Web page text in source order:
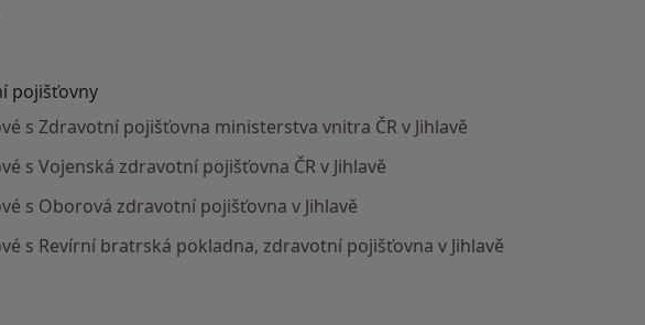
pojišťovny
s Zdravotní pojišťovna ministerstva vnitra ČR v Jihlavě
s Vojenská zdravotní pojišťovna ČR v Jihlavě
s Oborová zdravotní pojišťovna v Jihlavě
s Revírní bratrská pokladna, zdravotní pojišťovna v Jihlavě